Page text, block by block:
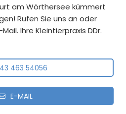
am Wörthersee kümmert
Rufen Sie uns an oder
Ihre Kleintierpraxis DDr.
463 54056
E-MAIL